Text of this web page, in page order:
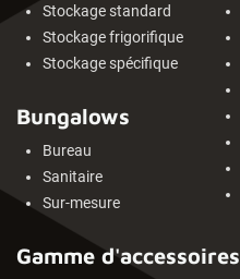
Stockage standard
Stockage frigorifique
Stockage spécifique
Bungalows
Bureau
Sanitaire
Sur-mesure
Gamme d'accessoires